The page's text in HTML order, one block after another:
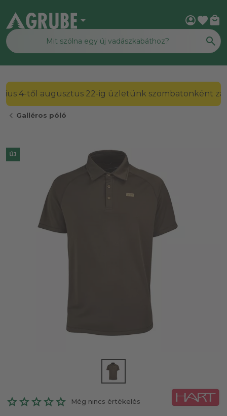
arrow_drop_down account_circlefavorite local_mall
2026. július 4-től augusztus 22-ig üzletünk
chevron_left Galléros póló
ÚJ
Még nincs értékelés